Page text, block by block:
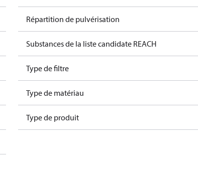
Répartition de pulvérisation
Substances de la liste candidate REACH
Type de filtre
Type de matériau
Type de produit